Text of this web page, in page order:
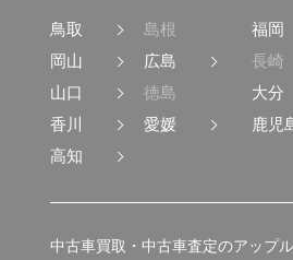
鳥取
島根
岡山
広島
山口
徳島
香川
愛媛
高知
福岡
長崎
大分
鹿児
中古車買取・中古車査定のアップル